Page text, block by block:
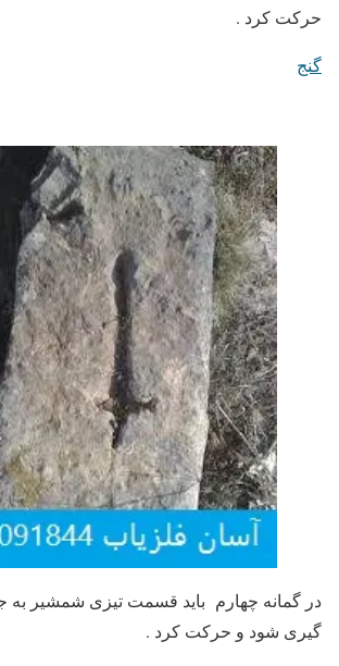
حرکت کرد .
گنج
در گمانه چهارم باید قسمت تیزی شمشیر به
گیری شود و حرکت کرد .